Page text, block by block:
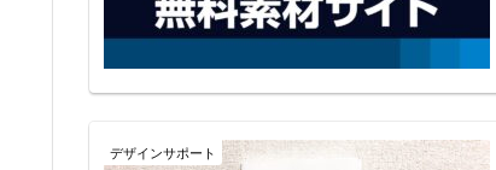
デザインサポート